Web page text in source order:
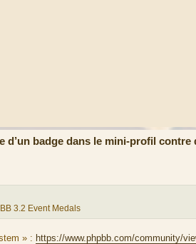
d’un badge dans le mini-profil contre
3.2 Event Medals
» : https://www.phpbb.com/community/